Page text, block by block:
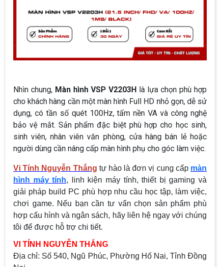
Nhìn chung, Màn hình VSP V2203H là lựa chọn phù hợp
cho khách hàng cần một màn hình Full HD nhỏ gọn, dễ sử
dụng, có tần số quét 100Hz, tấm nền VA và công nghệ
bảo vệ mắt. Sản phẩm đặc biệt phù hợp cho học sinh,
sinh viên, nhân viên văn phòng, cửa hàng bán lẻ hoặc
người dùng cần nâng cấp màn hình phụ cho góc làm việc.
Vi Tính Nguyễn Thắng tự hào là đơn vị cung cấp màn
hình máy tính, linh kiện máy tính, thiết bị gaming và
giải pháp build PC phù hợp nhu cầu học tập, làm việc,
chơi game. Nếu bạn cần tư vấn chọn sản phẩm phù
hợp cấu hình và ngân sách, hãy liên hệ ngay với chúng
tôi để được hỗ trợ chi tiết.
VI TÍNH NGUYỄN THẮNG
Địa chỉ: Số 540, Ngũ Phúc, Phường Hố Nai, Tỉnh Đồng